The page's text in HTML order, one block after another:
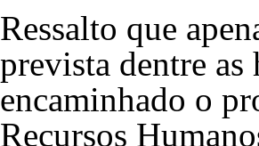
Ressalto que
prevista dentre as
encaminhado o
Recursos